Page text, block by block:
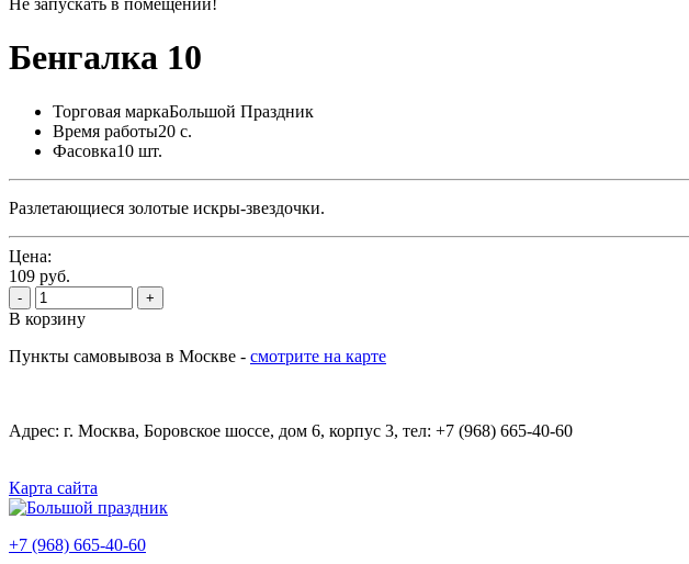
Не запускать в помещении!
Бенгалка 10
Торговая маркаБольшой Праздник
Время работы20 с.
Фасовка10 шт.
Разлетающиеся золотые искры-звездочки.
Цена:
109 руб.
- +
В корзину
Пункты самовывоза в Москве - смотрите на карте
Адрес: г. Москва, Боровское шоссе, дом 6, корпус 3, тел: +7 (968) 665-40-60
Карта сайта
+7 (968) 665-40-60